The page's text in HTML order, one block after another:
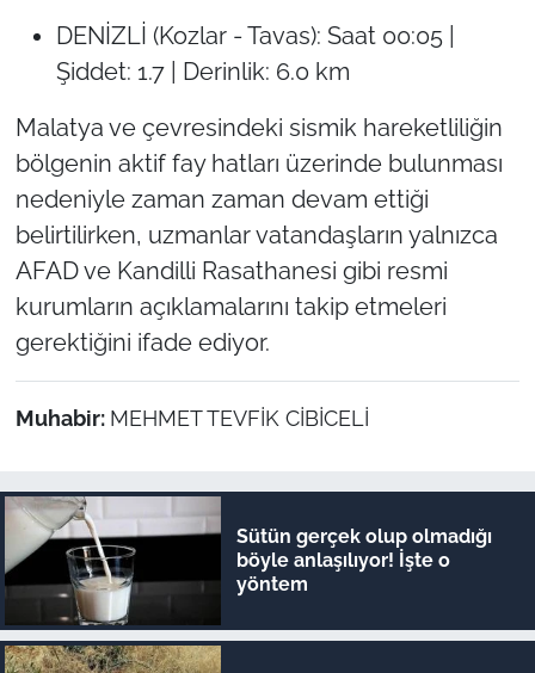
DENİZLİ (Kozlar - Tavas): Saat 00:05 |
Şiddet: 1.7 | Derinlik: 6.0 km
Malatya ve çevresindeki sismik hareketliliğin
bölgenin aktif fay hatları üzerinde bulunması
nedeniyle zaman zaman devam ettiği
belirtilirken, uzmanlar vatandaşların yalnızca
AFAD ve Kandilli Rasathanesi gibi resmi
kurumların açıklamalarını takip etmeleri
gerektiğini ifade ediyor.
Muhabir: MEHMET TEVFİK CİBİCELİ
Sütün gerçek olup olmadığı
böyle anlaşılıyor! İşte o
yöntem